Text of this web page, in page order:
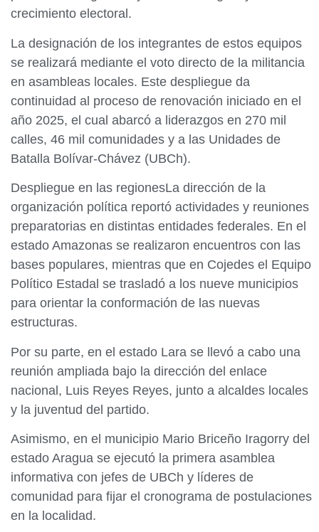
crecimiento electoral.
La designación de los integrantes de estos equipos
se realizará mediante el voto directo de la militancia
en asambleas locales. Este despliegue da
continuidad al proceso de renovación iniciado en el
año 2025, el cual abarcó a liderazgos en 270 mil
calles, 46 mil comunidades y a las Unidades de
Batalla Bolívar-Chávez (UBCh).
Despliegue en las regionesLa dirección de la
organización política reportó actividades y reuniones
preparatorias en distintas entidades federales. En el
estado Amazonas se realizaron encuentros con las
bases populares, mientras que en Cojedes el Equipo
Político Estadal se trasladó a los nueve municipios
para orientar la conformación de las nuevas
estructuras.
Por su parte, en el estado Lara se llevó a cabo una
reunión ampliada bajo la dirección del enlace
nacional, Luis Reyes Reyes, junto a alcaldes locales
y la juventud del partido.
Asimismo, en el municipio Mario Briceño Iragorry del
estado Aragua se ejecutó la primera asamblea
informativa con jefes de UBCh y líderes de
comunidad para fijar el cronograma de postulaciones
en la localidad.